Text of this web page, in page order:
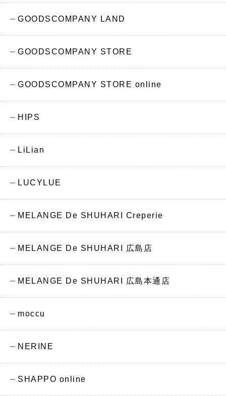
GOODSCOMPANY LAND
GOODSCOMPANY STORE
GOODSCOMPANY STORE online
HIPS
LiLian
LUCYLUE
MELANGE De SHUHARI Creperie
MELANGE De SHUHARI 広島店
MELANGE De SHUHARI 広島本通店
moccu
NERINE
SHAPPO online